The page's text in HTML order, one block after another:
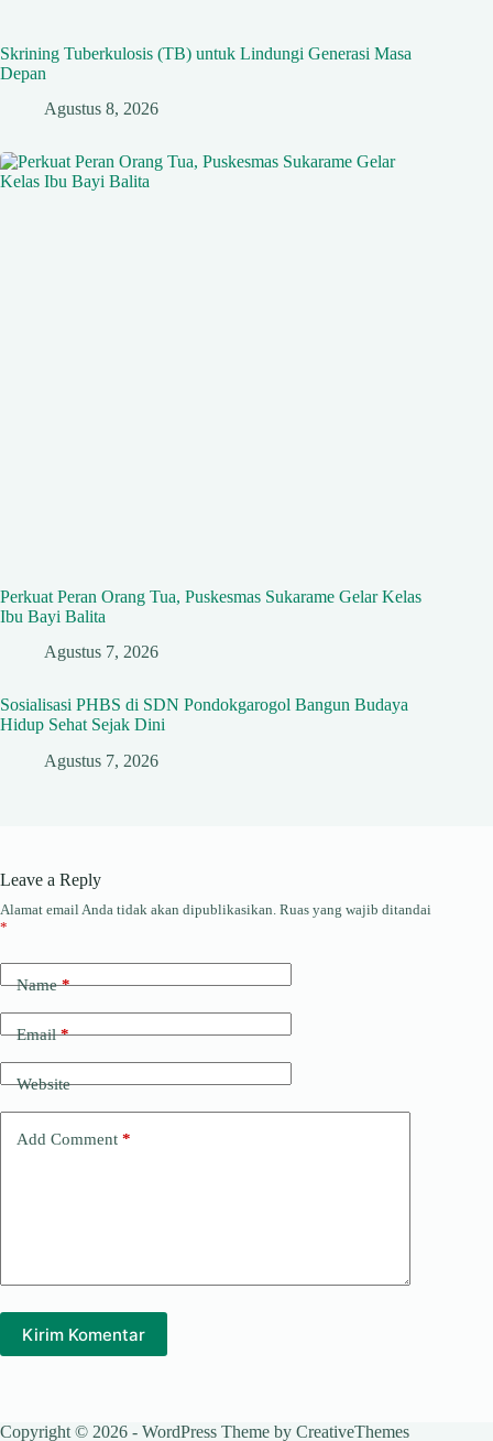
Skrining Tuberkulosis (TB) untuk Lindungi Generasi Masa
Depan
Agustus 8, 2026
Perkuat Peran Orang Tua, Puskesmas Sukarame Gelar Kelas
Ibu Bayi Balita
Agustus 7, 2026
Sosialisasi PHBS di SDN Pondokgarogol Bangun Budaya
Hidup Sehat Sejak Dini
Agustus 7, 2026
Leave a Reply
Alamat email Anda tidak akan dipublikasikan. Ruas yang wajib ditandai
*
Name*
Email*
Website
Add Comment *
Kirim Komentar
Copyright © 2026 - WordPress Theme by CreativeThemes